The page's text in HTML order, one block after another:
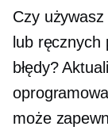
Czy
lub
błędy?
może